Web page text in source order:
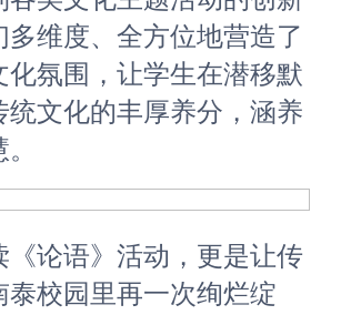
多维度、全方位地营造了
化氛围，让学生在潜移默
统文化的丰厚养分，涵养
泰校园里再一次绚烂绽